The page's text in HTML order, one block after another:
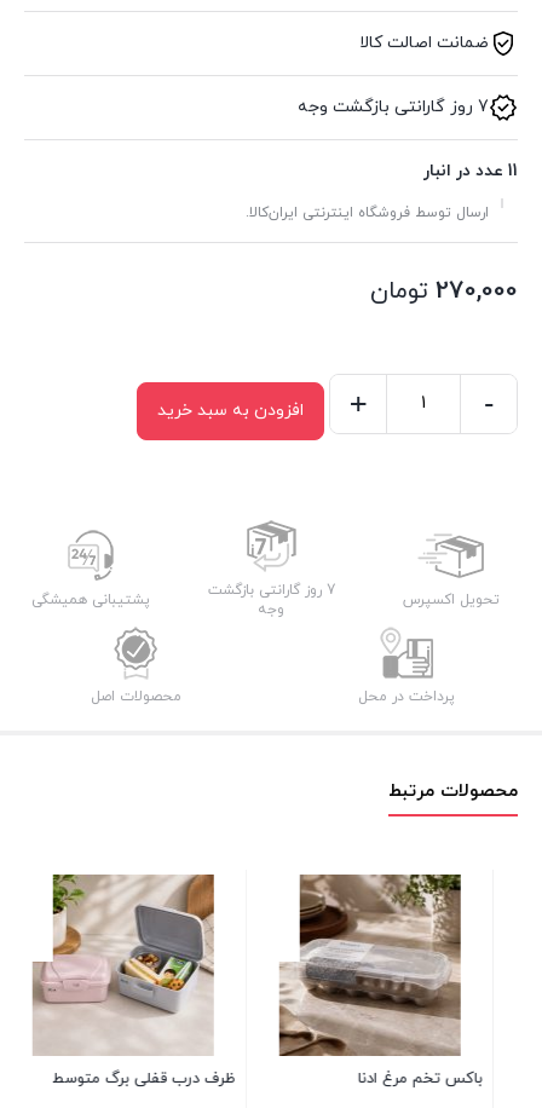
ضمانت اصالت کالا
7 روز گارانتی بازگشت وجه
11 عدد در انبار
ارسال توسط فروشگاه اینترنتی ایران‌کالا.
270,000 تومان
-
+ افزودن به سبد خرید
تحویل اکسپرس
7 روز گارانتی بازگشت
وجه
پشتیبانی همیشگی
پرداخت در محل محصولات اصل
محصولات مرتبط
باکس تخم مرغ ادنا ظرف درب قفلی برگ متوسط